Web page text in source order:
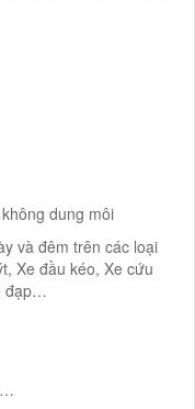
dung môi
và đêm trên các loại
Xe đầu kéo, Xe cứu
đạp…